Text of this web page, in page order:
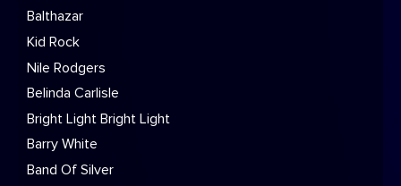
Balthazar
Kid Rock
Nile Rodgers
Belinda Carlisle
Bright Light Bright Light
Barry White
Band Of Silver